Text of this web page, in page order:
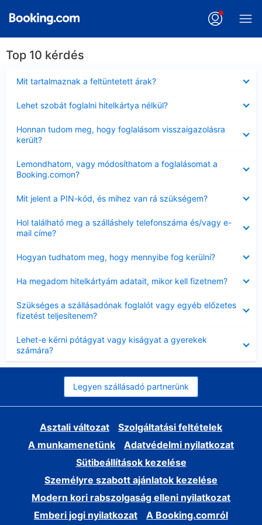
Top 10 kérdés
Mit tartalmaznak a feltüntetett árak?
Lehet szobát foglalni hitelkártya nélkül?
Honnan tudom meg, hogy foglalásom visszaigazolásra
került?
Lemondhatom, vagy módosíthatom a foglalásomat a
Booking.comon?
Mit jelent a PIN-kód, és mihez van rá szükségem?
Hol található meg a szálláshely telefonszáma és/vagy e-
mail címe?
Hogyan tudhatom meg, hogy mennyibe fog kerülni?
Ha megadom hitelkártyám adatait, mikor kell fizetnem?
Szükséges a szállásadónak foglalót vagy egyéb előzetes
fizetést teljesítenem?
Lehet-e kérni pótágyat vagy kiságyat a gyerekek
számára?
Legyen szállásadó partnerünk
Asztali változat
Szolgáltatási feltételek
A munkamenetünk
Adatvédelmi nyilatkozat
Sütibeállítások kezelése
Személyre szabott ajánlatok kezelése
Modern kori rabszolgaság elleni nyilatkozat
Emberi jogi nyilatkozat
A Booking.comról